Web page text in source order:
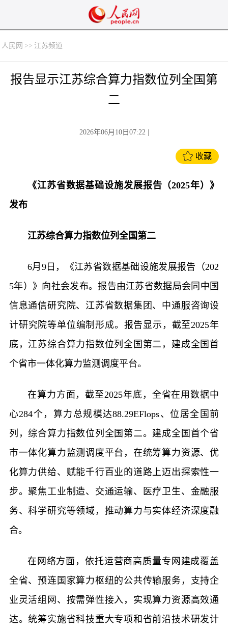
人民网 >> 江苏频道
报告显示江苏综合算力指数位列全国第
二
2026年06月10日07:22|
收藏
《江苏省数据基础设施发展报告（2025年）》
发布
江苏综合算力指数位列全国第二
6月9日，《江苏省数据基础设施发展报告（202
5年）》向社会发布。报告由江苏省数据局会同中国
信息通信研究院、江苏省数据集团、中通服咨询设
计研究院等单位编制形成。报告显示，截至2025年
底，江苏综合算力指数位列全国第二，建成全国首
个省市一体化算力监测调度平台。
在算力方面，截至2025年底，全省在用数据中
心284个，算力总规模达88.29EFlops、位居全国前
列，综合算力指数位列全国第二。建成全国首个省
市一体化算力监测调度平台，在统筹算力资源、优
化算力供给、赋能千行百业的道路上迈出探索性一
步。聚焦工业制造、交通运输、医疗卫生、金融服
务、科学研究等领域，推动算力与实体经济深度融
合。
在网络方面，依托运营商高质量专网建成覆盖
全省、预连国家算力枢纽的公共传输服务，支持企
业灵活组网、按需弹性接入，实现算力资源高效通
达。统筹实施省科技重大专项和省前沿技术研发计